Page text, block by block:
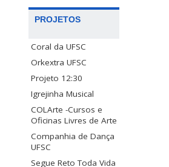
PROJETOS
Coral da UFSC
Orkextra UFSC
Projeto 12:30
Igrejinha Musical
COLArte -Cursos e
Oficinas Livres de Arte
Companhia de Dança
UFSC
Segue Reto Toda Vida